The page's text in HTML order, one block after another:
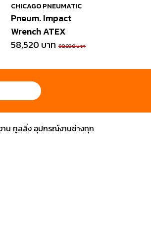
CHICAGO PNEUMATIC
Pneum. Impact
Wrench ATEX
58,520 บาท 90,030 บาท
าน ทูลลิ่ง อุปกรณ์งานช่างทุก